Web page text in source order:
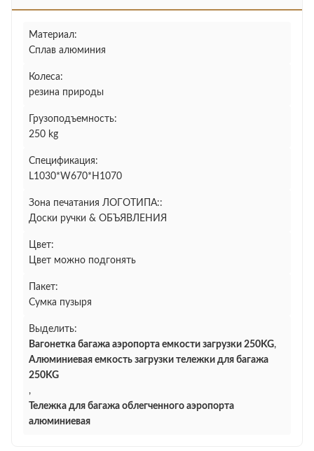
Материал:
Сплав алюминия
Колеса:
резина природы
Грузоподъемность:
250 kg
Спецификация:
L1030*W670*H1070
Зона печатания ЛОГОТИПА::
Доски ручки & ОБЪЯВЛЕНИЯ
Цвет:
Цвет можно подгонять
Пакет:
Сумка пузыря
Выделить:
Вагонетка багажа аэропорта емкости загрузки 250KG,
Алюминиевая емкость загрузки тележки для багажа
250KG
,
Тележка для багажа облегченного аэропорта
алюминиевая